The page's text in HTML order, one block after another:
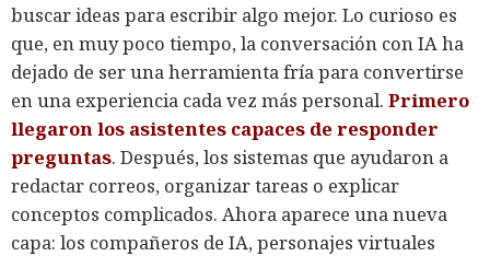
buscar ideas para escribir algo mejor. Lo curioso es
que, en muy poco tiempo, la conversación con IA ha
dejado de ser una herramienta fría para convertirse
en una experiencia cada vez más personal. Primero
llegaron los asistentes capaces de responder
preguntas. Después, los sistemas que ayudaron a
redactar correos, organizar tareas o explicar
conceptos complicados. Ahora aparece una nueva
capa: los compañeros de IA, personajes virtuales